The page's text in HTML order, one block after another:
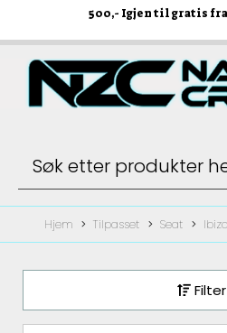
500,- Igjen til gratis
Hjem Tilpasset Seat Ibiza
Filter